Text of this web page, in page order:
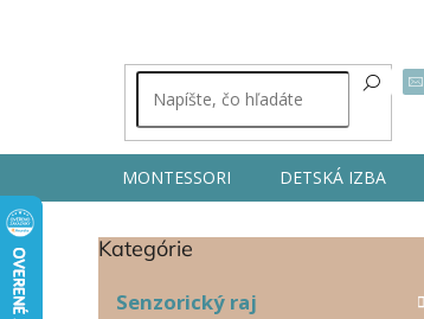
MONTESSORI DETSKÁ IZBA
B
Preskočiť
Kategórie
Senzorický raj